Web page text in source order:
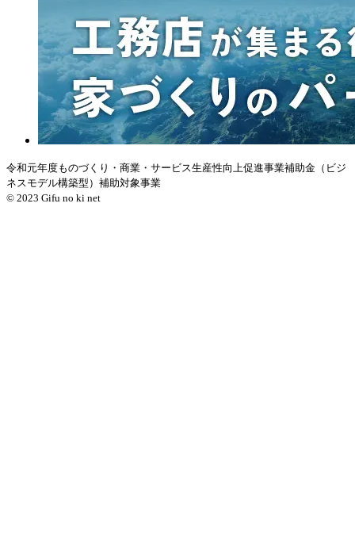
令和元年度ものづくり・商業・サービス生産性向上促進事業補助金（ビジ
ネスモデル構築型）補助対象事業
© 2023 Gifu no ki net